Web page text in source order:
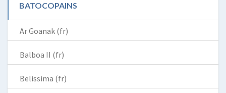
BATOCOPAINS
Ar Goanak (fr)
Balboa II (fr)
Belissima (fr)